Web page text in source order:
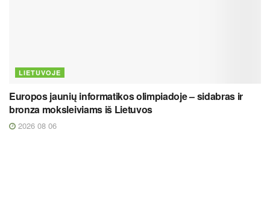
LIETUVOJE
Europos jaunių informatikos olimpiadoje – sidabras ir
bronza moksleiviams iš Lietuvos
2026 08 06